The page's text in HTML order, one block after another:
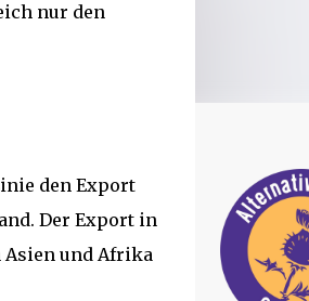
nur den
den Export
Der Export in
Asien und Afrika